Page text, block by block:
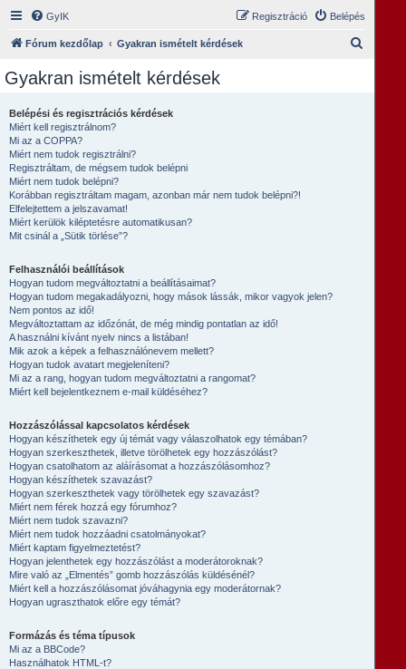
GyIK Belépés
Regisztráció
Fórum kezdőlap Gyakran ismételt kérdések
Gyakran ismételt kérdések
Belépési és regisztrációs kérdések
Miért kell regisztrálnom?
Mi az a COPPA?
Miért nem tudok regisztrálni?
Regisztráltam, de mégsem tudok belépni
Miért nem tudok belépni?
Korábban regisztráltam magam, azonban már nem tudok belépni?!
Elfelejtettem a jelszavamat!
Miért kerülök kiléptetésre automatikusan?
Mit csinál a „Sütik törlése”?
Felhasználói beállítások
Hogyan tudom megváltoztatni a beállításaimat?
Hogyan tudom megakadályozni, hogy mások lássák, mikor vagyok jelen?
Nem pontos az idő!
Megváltoztattam az időzónát, de még mindig pontatlan az idő!
A használni kívánt nyelv nincs a listában!
Mik azok a képek a felhasználónevem mellett?
Hogyan tudok avatart megjeleníteni?
Mi az a rang, hogyan tudom megváltoztatni a rangomat?
Miért kell bejelentkeznem e-mail küldéséhez?
Hozzászólással kapcsolatos kérdések
Hogyan készíthetek egy új témát vagy válaszolhatok egy témában?
Hogyan szerkeszthetek, illetve törölhetek egy hozzászólást?
Hogyan csatolhatom az aláírásomat a hozzászólásomhoz?
Hogyan készíthetek szavazást?
Hogyan szerkeszthetek vagy törölhetek egy szavazást?
Miért nem férek hozzá egy fórumhoz?
Miért nem tudok szavazni?
Miért nem tudok hozzáadni csatolmányokat?
Miért kaptam figyelmeztetést?
Hogyan jelenthetek egy hozzászólást a moderátoroknak?
Mire való az „Elmentés” gomb hozzászólás küldésénél?
Miért kell a hozzászólásomat jóváhagynia egy moderátornak?
Hogyan ugraszthatok előre egy témát?
Formázás és téma típusok
Mi az a BBCode?
Használhatok HTML-t?